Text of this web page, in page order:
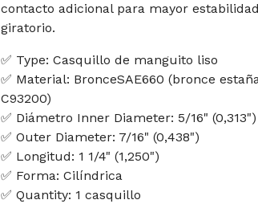
contacto adicional para mayor
giratorio.
✅ Type: Casquillo de manguito liso
✅ Material: BronceSAE660 (bronce
C93200)
✅ Diámetro Inner Diameter: 5/16" (0,313")
✅ Outer Diameter: 7/16" (0,438")
✅ Longitud: 1 1/4" (1,250")
✅ Forma: Cilíndrica
✅ Quantity: 1 casquillo